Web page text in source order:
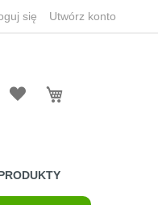
się Utwórz konto